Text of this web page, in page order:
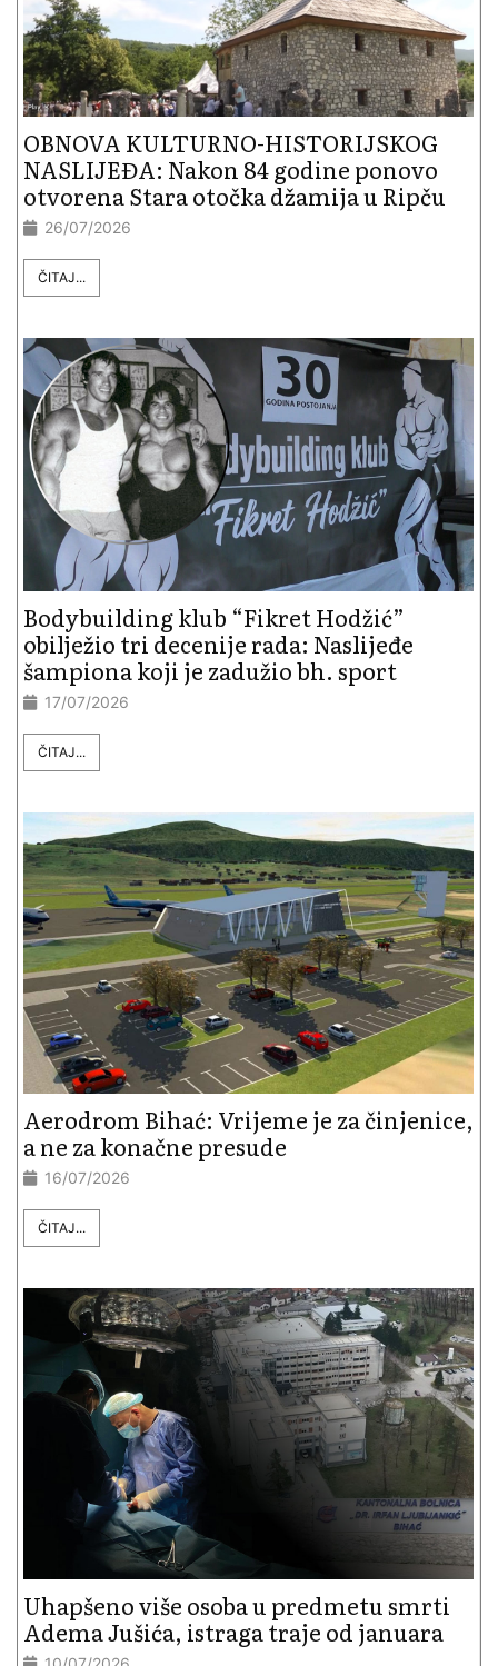
OBNOVA KULTURNO-HISTORIJSKOG
NASLIJEĐA: Nakon 84 godine ponovo
otvorena Stara otočka džamija u Ripču
26/07/2026
ČITAJ...
Bodybuilding klub “Fikret Hodžić”
obilježio tri decenije rada: Naslijeđe
šampiona koji je zadužio bh. sport
17/07/2026
ČITAJ...
Aerodrom Bihać: Vrijeme je za činjenice,
a ne za konačne presude
16/07/2026
ČITAJ...
Uhapšeno više osoba u predmetu smrti
Adema Jušića, istraga traje od januara